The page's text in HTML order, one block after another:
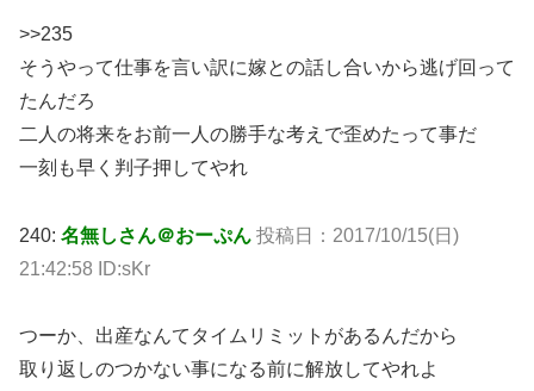
>>235
そうやって仕事を言い訳に嫁との話し合いから逃げ回って
たんだろ
二人の将来をお前一人の勝手な考えで歪めたって事だ
一刻も早く判子押してやれ
240: 名無しさん＠おーぷん 投稿日：2017/10/15(日)
21:42:58 ID:sKr
つーか、出産なんてタイムリミットがあるんだから
取り返しのつかない事になる前に解放してやれよ